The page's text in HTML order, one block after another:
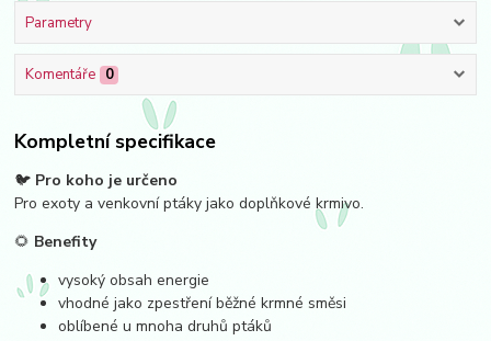
Parametry
Komentáře 0
Kompletní specifikace
🐦 Pro koho je určeno
Pro exoty a venkovní ptáky jako doplňkové krmivo.
🌻 Benefity
vysoký obsah energie
vhodné jako zpestření běžné krmné směsi
oblíbené u mnoha druhů ptáků